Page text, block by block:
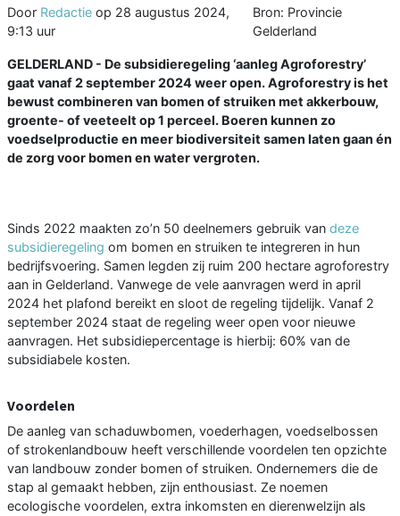
Door Redactie op 28 augustus 2024,
9:13 uur
Bron: Provincie
Gelderland
GELDERLAND - De subsidieregeling ‘aanleg Agroforestry’
gaat vanaf 2 september 2024 weer open. Agroforestry is het
bewust combineren van bomen of struiken met akkerbouw,
groente- of veeteelt op 1 perceel. Boeren kunnen zo
voedselproductie en meer biodiversiteit samen laten gaan én
de zorg voor bomen en water vergroten.
Sinds 2022 maakten zo’n 50 deelnemers gebruik van deze
subsidieregeling om bomen en struiken te integreren in hun
bedrijfsvoering. Samen legden zij ruim 200 hectare agroforestry
aan in Gelderland. Vanwege de vele aanvragen werd in april
2024 het plafond bereikt en sloot de regeling tijdelijk. Vanaf 2
september 2024 staat de regeling weer open voor nieuwe
aanvragen. Het subsidiepercentage is hierbij: 60% van de
subsidiabele kosten.
Voordelen
De aanleg van schaduwbomen, voederhagen, voedselbossen
of strokenlandbouw heeft verschillende voordelen ten opzichte
van landbouw zonder bomen of struiken. Ondernemers die de
stap al gemaakt hebben, zijn enthousiast. Ze noemen
ecologische voordelen, extra inkomsten en dierenwelzijn als